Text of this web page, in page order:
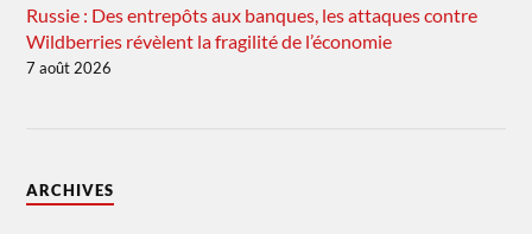
Russie : Des entrepôts aux banques, les attaques contre
Wildberries révèlent la fragilité de l’économie
7 août 2026
ARCHIVES